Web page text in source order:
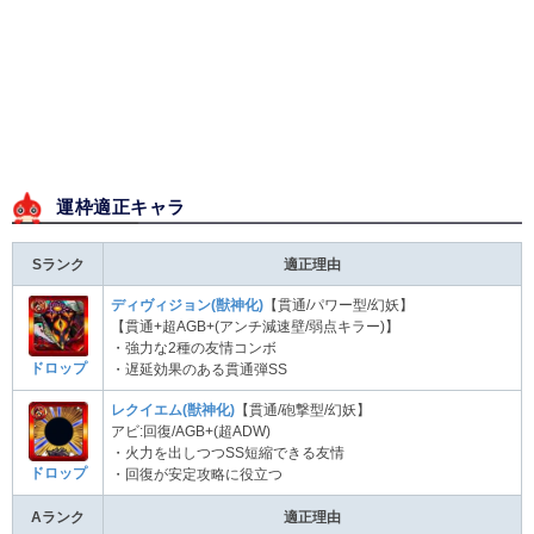
運枠適正キャラ
Sランク 適正理由
ドロップ
ディヴィジョン(獣神化) 【貫通/パワー型/幻妖】
【貫通+超AGB+(アンチ減速壁/弱点キラー)】
・強力な2種の友情コンボ
・遅延効果のある貫通弾SS
ドロップ
レクイエム(獣神化) 【貫通/砲撃型/幻妖】
アビ:回復/AGB+(超ADW)
・火力を出しつつSS短縮できる友情
・回復が安定攻略に役立つ
Aランク 適正理由